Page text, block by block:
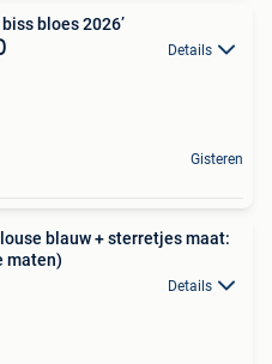
bloes 2026’
Details
Gisteren
blauw + sterretjes maat:
maten)
Details